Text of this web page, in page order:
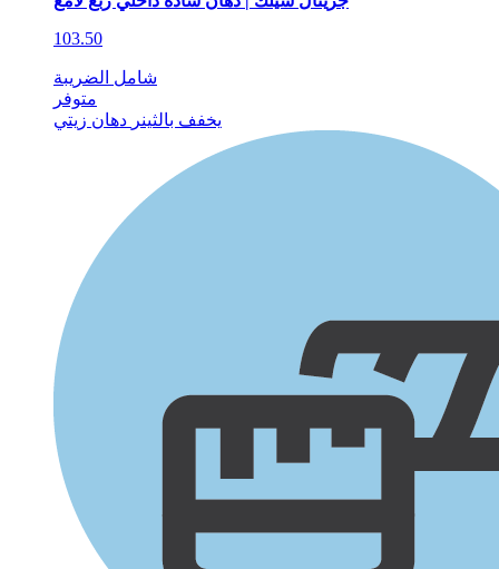
103.50
شامل الضريبة
متوفر
يخفف بالثينر دهان زيتي